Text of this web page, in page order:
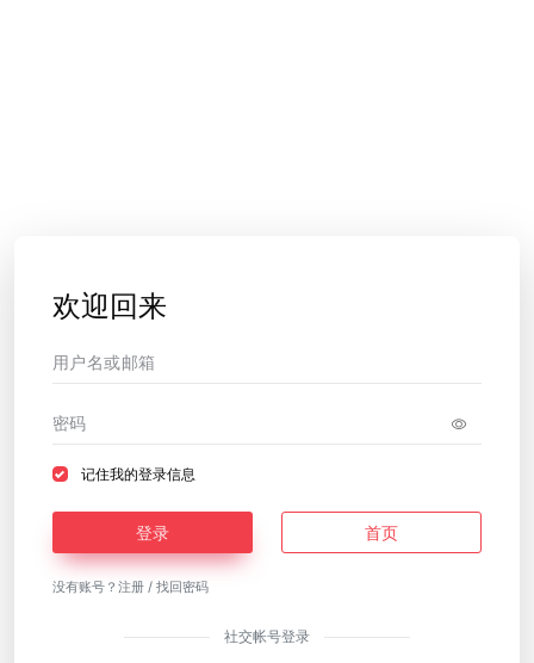
欢迎回来
记住我的登录信息
登录 首页
没有账号？ 注册 / 找回密码
社交帐号登录